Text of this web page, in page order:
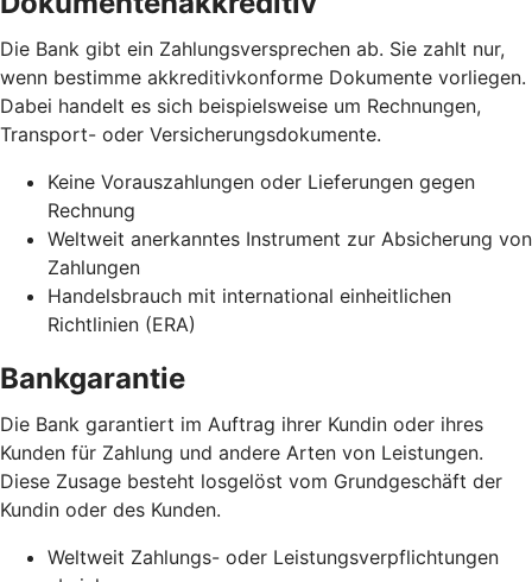
Die Bank gibt ein Zahlungsversprechen ab. Sie zahlt nur,
wenn bestimme akkreditivkonforme Dokumente vorliegen.
Dabei handelt es sich beispielsweise um Rechnungen,
Transport- oder Versicherungsdokumente.
Keine Vorauszahlungen oder Lieferungen gegen
Rechnung
Weltweit anerkanntes Instrument zur Absicherung von
Zahlungen
Handelsbrauch mit international einheitlichen
Richtlinien (ERA)
Bankgarantie
Die Bank garantiert im Auftrag ihrer Kundin oder ihres
Kunden für Zahlung und andere Arten von Leistungen.
Diese Zusage besteht losgelöst vom Grundgeschäft der
Kundin oder des Kunden.
Weltweit Zahlungs- oder Leistungsverpflichtungen